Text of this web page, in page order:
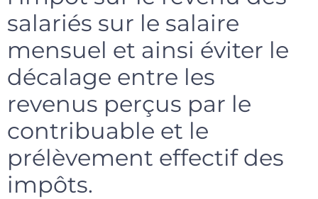
salariés sur le salaire
mensuel et ainsi éviter le
décalage entre les
revenus perçus par le
contribuable et le
prélèvement effectif des
impôts.